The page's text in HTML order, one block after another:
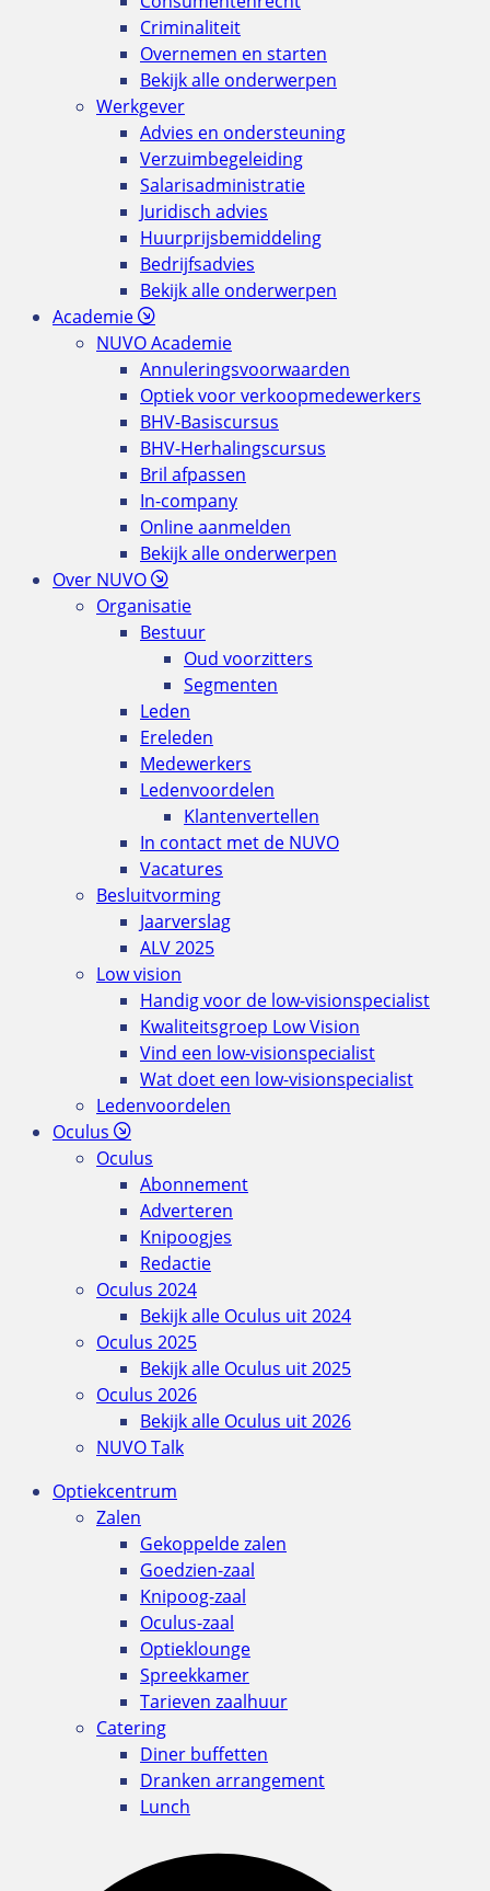
Criminaliteit
Overnemen en starten
Bekijk alle onderwerpen
Werkgever
Advies en ondersteuning
Verzuimbegeleiding
Salarisadministratie
Juridisch advies
Huurprijsbemiddeling
Bedrijfsadvies
Bekijk alle onderwerpen
Academie
NUVO Academie
Annuleringsvoorwaarden
Optiek voor verkoopmedewerkers
BHV-Basiscursus
BHV-Herhalingscursus
Bril afpassen
In-company
Online aanmelden
Bekijk alle onderwerpen
Over NUVO
Organisatie
Bestuur
Oud voorzitters
Segmenten
Leden
Ereleden
Medewerkers
Ledenvoordelen
Klantenvertellen
In contact met de NUVO
Vacatures
Besluitvorming
Jaarverslag
ALV 2025
Low vision
Handig voor de low-visionspecialist
Kwaliteitsgroep Low Vision
Vind een low-visionspecialist
Wat doet een low-visionspecialist
Ledenvoordelen
Oculus
Oculus
Abonnement
Adverteren
Knipoogjes
Redactie
Oculus 2024
Bekijk alle Oculus uit 2024
Oculus 2025
Bekijk alle Oculus uit 2025
Oculus 2026
Bekijk alle Oculus uit 2026
NUVO Talk
Optiekcentrum
Zalen
Gekoppelde zalen
Goedzien-zaal
Knipoog-zaal
Oculus-zaal
Optieklounge
Spreekkamer
Tarieven zaalhuur
Catering
Diner buffetten
Dranken arrangement
Lunch